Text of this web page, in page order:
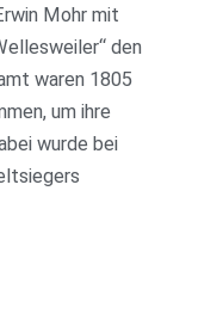
Mohr mit
den
waren 1805
um ihre
wurde bei